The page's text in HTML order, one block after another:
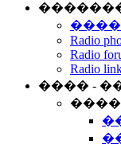
Radio
Radio
Radio
���� -